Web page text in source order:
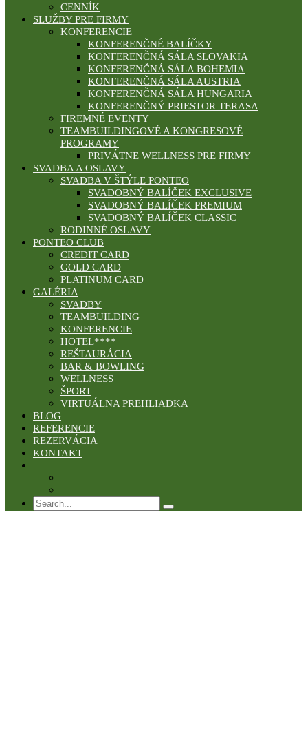
CENNÍK
SLUŽBY PRE FIRMY
KONFERENCIE
KONFERENČNÉ BALÍČKY
KONFERENČNÁ SÁLA SLOVAKIA
KONFERENČNÁ SÁLA BOHEMIA
KONFERENČNÁ SÁLA AUSTRIA
KONFERENČNÁ SÁLA HUNGARIA
KONFERENČNÝ PRIESTOR TERASA
FIREMNÉ EVENTY
TEAMBUILDINGOVÉ A KONGRESOVÉ
PROGRAMY
PRIVÁTNE WELLNESS PRE FIRMY
SVADBA A OSLAVY
SVADBA V ŠTÝLE PONTEO
SVADOBNÝ BALÍČEK EXCLUSIVE
SVADOBNÝ BALÍČEK PREMIUM
SVADOBNÝ BALÍČEK CLASSIC
RODINNÉ OSLAVY
PONTEO CLUB
CREDIT CARD
GOLD CARD
PLATINUM CARD
GALÉRIA
SVADBY
TEAMBUILDING
KONFERENCIE
HOTEL****
REŠTAURÁCIA
BAR & BOWLING
WELLNESS
ŠPORT
VIRTUÁLNA PREHLIADKA
BLOG
REFERENCIE
REZERVÁCIA
KONTAKT